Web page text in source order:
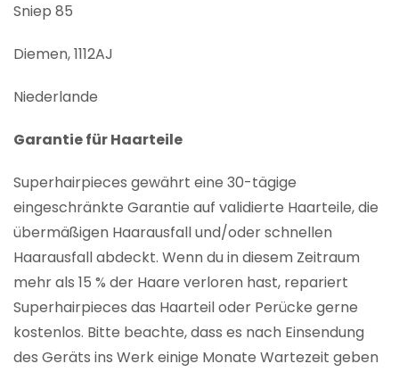
Sniep 85
Diemen, 1112AJ
Niederlande
Garantie für Haarteile
Superhairpieces gewährt eine 30-tägige
eingeschränkte Garantie auf validierte Haarteile, die
übermäßigen Haarausfall und/oder schnellen
Haarausfall abdeckt. Wenn du in diesem Zeitraum
mehr als 15 % der Haare verloren hast, repariert
Superhairpieces das Haarteil oder Perücke gerne
kostenlos. Bitte beachte, dass es nach Einsendung
des Geräts ins Werk einige Monate Wartezeit geben